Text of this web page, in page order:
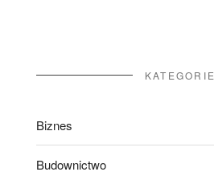
KATEGORIE
Biznes
Budownictwo